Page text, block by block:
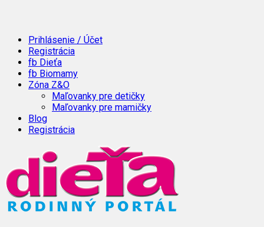
Prihlásenie / Účet
Registrácia
fb Dieťa
fb Biomamy
Zóna Z&O
Maľovanky pre detičky
Maľovanky pre mamičky
Blog
Registrácia